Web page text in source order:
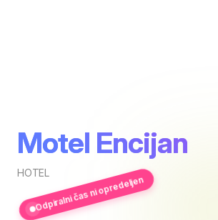
Motel Encijan
HOTEL
Odpiralni čas ni opredeljen